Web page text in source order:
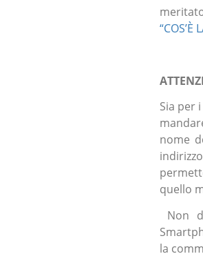
“COS’È
Sia per
nome
quello
Non
la